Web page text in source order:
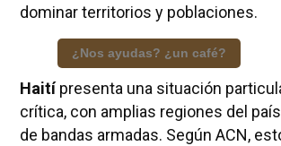
dominar territorios y poblaciones.
¿Nos ayudas? ¿un café?
Haitípresenta una situación
crítica, con amplias regiones del
de bandas armadas. Según ACN,